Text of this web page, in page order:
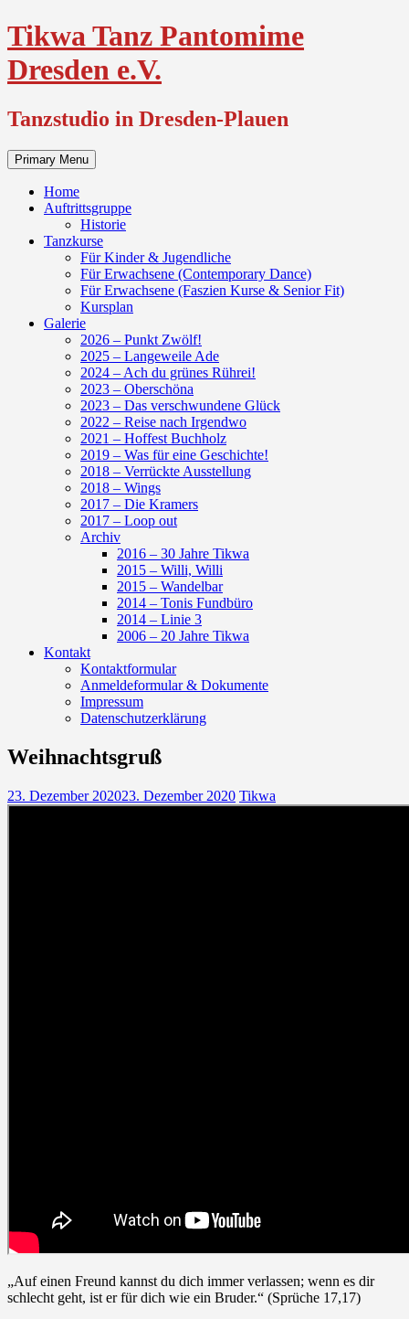
Skip
to
content
Tikwa Tanz Pantomime
Dresden e.V.
Tanzstudio in Dresden-Plauen
Primary Menu
Home
Auftrittsgruppe
Historie
Tanzkurse
Für Kinder & Jugendliche
Für Erwachsene (Contemporary Dance)
Für Erwachsene (Faszien Kurse & Senior Fit)
Kursplan
Galerie
2026 – Punkt Zwölf!
2025 – Langeweile Ade
2024 – Ach du grünes Rührei!
2023 – Oberschöna
2023 – Das verschwundene Glück
2022 – Reise nach Irgendwo
2021 – Hoffest Buchholz
2019 – Was für eine Geschichte!
2018 – Verrückte Ausstellung
2018 – Wings
2017 – Die Kramers
2017 – Loop out
Archiv
2016 – 30 Jahre Tikwa
2015 – Willi, Willi
2015 – Wandelbar
2014 – Tonis Fundbüro
2014 – Linie 3
2006 – 20 Jahre Tikwa
Kontakt
Kontaktformular
Anmeldeformular & Dokumente
Impressum
Datenschutzerklärung
Weihnachtsgruß
23. Dezember 202023. Dezember 2020 Tikwa
„Auf einen Freund kannst du dich immer verlassen; wenn es dir
schlecht geht, ist er für dich wie ein Bruder.“ (Sprüche 17,17)